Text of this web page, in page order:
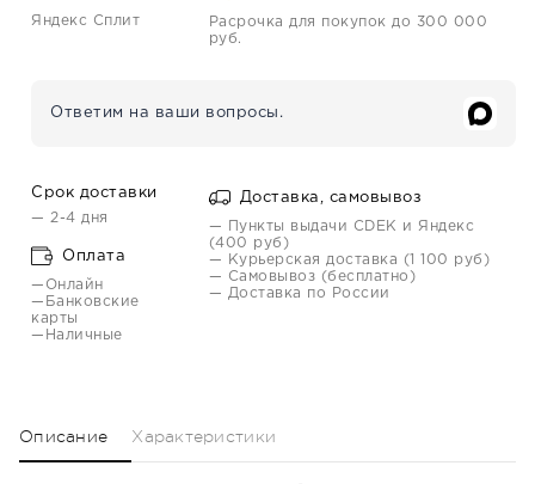
Яндекс Сплит
Расрочка для покупок до 300 000
руб.
Ответим на ваши вопросы.
Срок доставки
— 2-4 дня
Оплата
—Онлайн
—Банковские
карты
—Наличные
Доставка, самовывоз
— Пункты выдачи CDEK и Яндекс
(400 руб)
— Курьерская доставка (1 100 руб)
— Самовывоз (бесплатно)
— Доставка по России
Описание Характеристики